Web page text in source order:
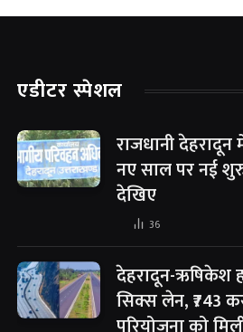
एडीटर स्पेशल
राजधानी
नए साल पर नई
देखिए
36
देहरादून-ऋषिकेश
सिक्स लेन, ₹743